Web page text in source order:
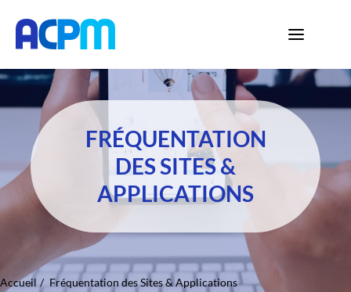
FRÉQUENTATION
DES SITES &
APPLICATIONS
Accueil Fréquentation des Sites & Applications